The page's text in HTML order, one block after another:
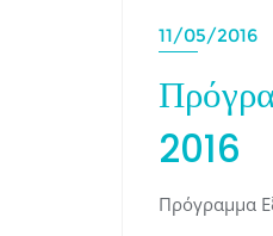
11/05/2016
2016
Πρόγραμμα